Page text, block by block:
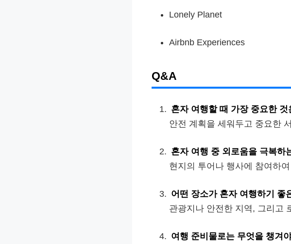
Lonely Planet
Airbnb Experiences
Q&A
혼자 여행할 때 가장 중요한
안전 계획을 세워두고 중요한
혼자 여행 중 외로움을 극복하
현지의 투어나 행사에 참여하
어떤 장소가 혼자 여행하기 좋
관광지나 안전한 지역, 그리고
여행 준비물로는 무엇을 챙겨